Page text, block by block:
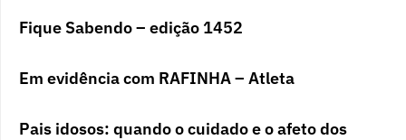
Fique Sabendo – edição 1452
Em evidência com RAFINHA – Atleta
Pais idosos: quando o cuidado e o afeto dos